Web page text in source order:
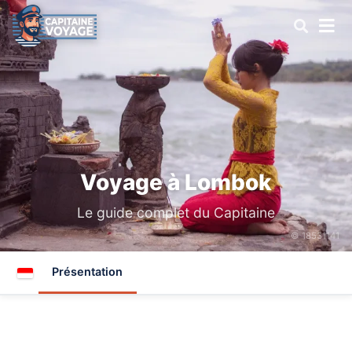
Voyage à Lombok
Le guide complet du Capitaine
© 18531141
Présentation